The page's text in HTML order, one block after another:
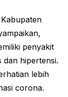
penyakit
dan hipertensi.
lebih
corona.